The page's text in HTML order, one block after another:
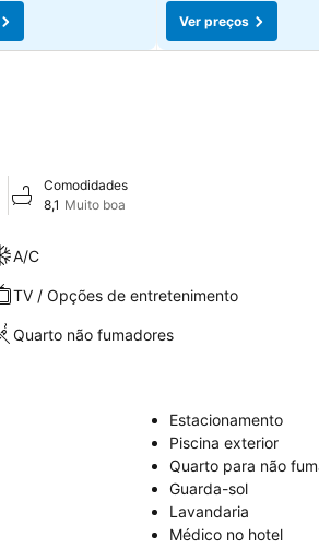
Ver preços
Comodidades
8,1 Muito boa
A/C
TV / Opções de entretenimento
Quarto não fumadores
Estacionamento
Piscina exterior
Quarto para não
Guarda-sol
Lavandaria
Médico no hotel